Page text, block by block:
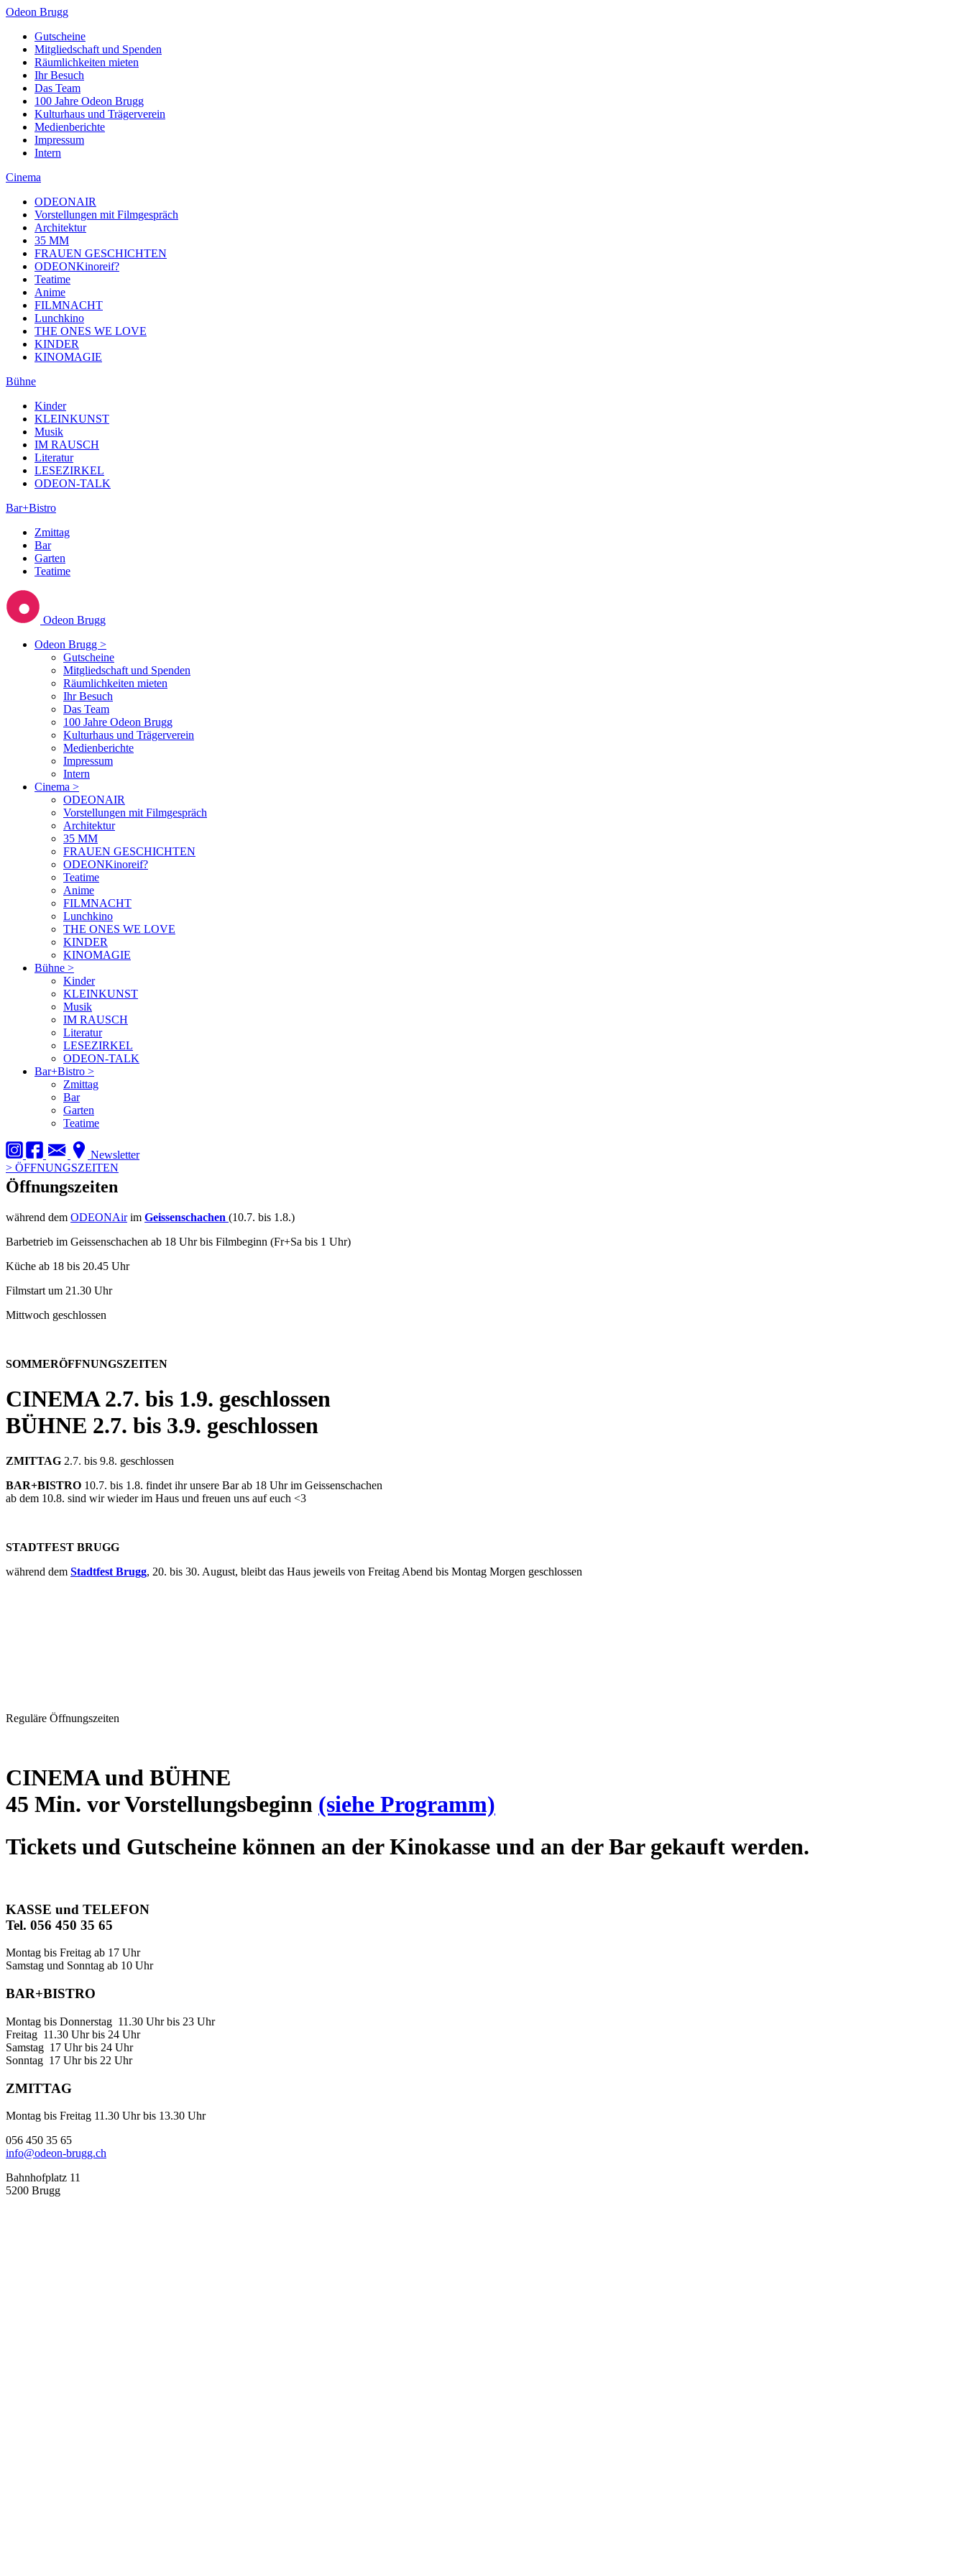
Odeon Brugg
Gutscheine
Mitgliedschaft und Spenden
Räumlichkeiten mieten
Ihr Besuch
Das Team
100 Jahre Odeon Brugg
Kulturhaus und Trägerverein
Medienberichte
Impressum
Intern
Cinema
ODEONAIR
Vorstellungen mit Filmgespräch
Architektur
35 MM
FRAUEN GESCHICHTEN
ODEONKinoreif?
Teatime
Anime
FILMNACHT
Lunchkino
THE ONES WE LOVE
KINDER
KINOMAGIE
Bühne
Kinder
KLEINKUNST
Musik
IM RAUSCH
Literatur
LESEZIRKEL
ODEON-TALK
Bar+Bistro
Zmittag
Bar
Garten
Teatime
Odeon Brugg
Odeon Brugg >
Gutscheine
Mitgliedschaft und Spenden
Räumlichkeiten mieten
Ihr Besuch
Das Team
100 Jahre Odeon Brugg
Kulturhaus und Trägerverein
Medienberichte
Impressum
Intern
Cinema >
ODEONAIR
Vorstellungen mit Filmgespräch
Architektur
35 MM
FRAUEN GESCHICHTEN
ODEONKinoreif?
Teatime
Anime
FILMNACHT
Lunchkino
THE ONES WE LOVE
KINDER
KINOMAGIE
Bühne >
Kinder
KLEINKUNST
Musik
IM RAUSCH
Literatur
LESEZIRKEL
ODEON-TALK
Bar+Bistro >
Zmittag
Bar
Garten
Teatime
Newsletter
> ÖFFNUNGSZEITEN
Öffnungszeiten
während dem ODEONAirim Geissenschachen (10.7. bis 1.8.)
Barbetrieb im Geissenschachen ab 18 Uhr bis Filmbeginn (Fr+Sa bis 1 Uhr)
Küche ab 18 bis 20.45 Uhr
Filmstart um 21.30 Uhr
Mittwoch geschlossen
SOMMERÖFFNUNGSZEITEN
CINEMA2.7. bis 1.9. geschlossen
BÜHNE 2.7. bis 3.9. geschlossen
ZMITTAG 2.7. bis 9.8. geschlossen
BAR+BISTRO 10.7. bis 1.8. findet ihr unsere Bar ab 18 Uhr im Geissenschachen
ab dem 10.8. sind wir wieder im Haus und freuen uns auf euch <3
STADTFEST BRUGG
während dem Stadtfest Brugg, 20. bis 30. August, bleibt das Haus jeweils von Freitag Abend bis Montag Morgen geschlossen
Reguläre Öffnungszeiten
CINEMA und BÜHNE
45 Min. vor Vorstellungsbeginn (siehe Programm)
Tickets und Gutscheine können an der Kinokasse und an der Bar gekauft werden.
KASSE und TELEFON
Tel. 056 450 35 65
Montag bis Freitag ab 17 Uhr
Samstag und Sonntag ab 10 Uhr
BAR+BISTRO
Montag bis Donnerstag 11.30 Uhr bis 23 Uhr
Freitag 11.30 Uhr bis 24 Uhr
Samstag 17 Uhr bis 24 Uhr
Sonntag 17 Uhr bis 22 Uhr
ZMITTAG
Montag bis Freitag 11.30 Uhr bis 13.30 Uhr
056 450 35 65
info@odeon-brugg.ch
Bahnhofplatz 11
5200 Brugg